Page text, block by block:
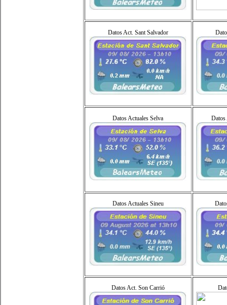
Datos Act. Sant Salvador
Datos Actuales Selva Datos
Datos Actuales Sineu
Datos Act. Son Carrió